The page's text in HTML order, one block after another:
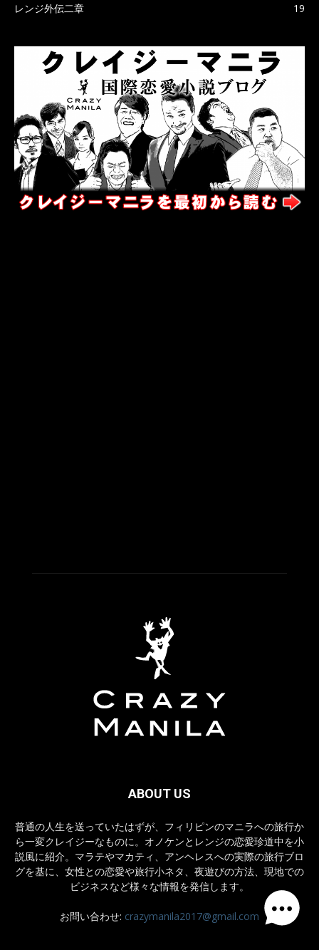
レンジ外伝二章
19
ABOUT US
普通の人生を送っていたはずが、フィリピンのマニラへの旅行か
ら一変クレイジーなものに。オノケンとレンジの恋愛珍道中を小
説風に紹介。マラテやマカティ、アンヘレスへの実際の旅行ブロ
グを基に、女性との恋愛や旅行小ネタ、夜遊びの方法、現地での
ビジネスなど様々な情報を発信します。
お問い合わせ: crazymanila2017@gmail.com